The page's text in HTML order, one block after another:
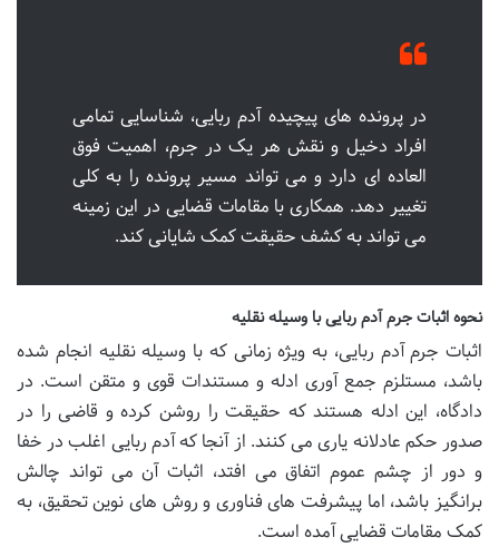
در پرونده های پیچیده آدم ربایی، شناسایی تمامی
افراد دخیل و نقش هر یک در جرم، اهمیت فوق
العاده ای دارد و می تواند مسیر پرونده را به کلی
تغییر دهد. همکاری با مقامات قضایی در این زمینه
می تواند به کشف حقیقت کمک شایانی کند.
نحوه اثبات جرم آدم ربایی با وسیله نقلیه
اثبات جرم آدم ربایی، به ویژه زمانی که با وسیله نقلیه انجام شده
باشد، مستلزم جمع آوری ادله و مستندات قوی و متقن است. در
دادگاه، این ادله هستند که حقیقت را روشن کرده و قاضی را در
صدور حکم عادلانه یاری می کنند. از آنجا که آدم ربایی اغلب در خفا
و دور از چشم عموم اتفاق می افتد، اثبات آن می تواند چالش
برانگیز باشد، اما پیشرفت های فناوری و روش های نوین تحقیق، به
کمک مقامات قضایی آمده است.